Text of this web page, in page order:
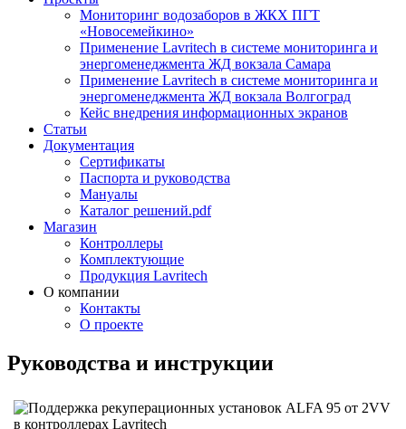
Мониторинг водозаборов в ЖКХ ПГТ
«Новосемейкино»
Применение Lavritech в системе мониторинга и
энергоменеджмента ЖД вокзала Самара
Применение Lavritech в системе мониторинга и
энергоменеджмента ЖД вокзала Волгоград
Кейс внедрения информационных экранов
Статьи
Документация
Сертификаты
Паспорта и руководства
Мануалы
Каталог решений.pdf
Магазин
Контроллеры
Комплектующие
Продукция Lavritech
О компании
Контакты
О проекте
Руководства и инструкции